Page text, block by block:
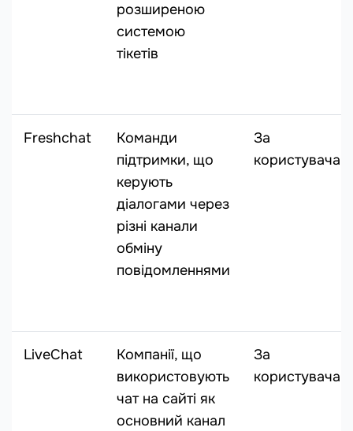
розширеною
системою
тікетів
Freshchat
Команди
підтримки, що
керують
діалогами через
різні канали
обміну
повідомленнями
За
користувача
LiveChat
Компанії, що
використовують
чат на сайті як
основний канал
За
користувача